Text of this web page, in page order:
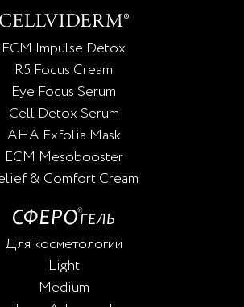
ECM Impulse Detox
R5 Focus Cream
Eye Focus Serum
Cell Detox Serum
AHA Exfolia Mask
ECM Mesobooster
& Comfort Cream
Для косметологии
Light
Medium